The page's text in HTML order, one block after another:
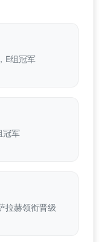
E组冠军
冠军
拉赫领衔晋级